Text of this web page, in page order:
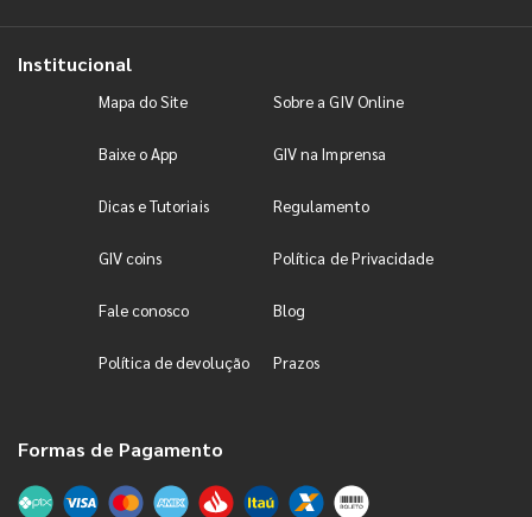
Institucional
Mapa do Site Sobre a GIV Online
Baixe o App GIV na Imprensa
Dicas e Tutoriais Regulamento
GIV coins Política de Privacidade
Fale conosco Blog
Política de devolução Prazos
Formas de Pagamento